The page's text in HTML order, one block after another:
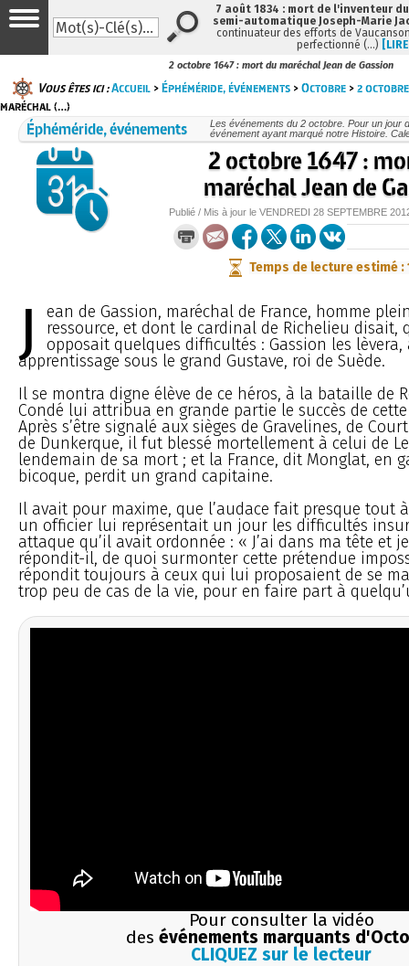
2 octobre 1647 : mort du maréchal Jean de Gassion
Vous êtes ici :Accueil >Éphéméride, événements >Octobre >2 octobre
maréchal (…)
Éphéméride, événements
Les événements du 2 octobre. Pour un jour
événement ayant marqué notre Histoire.
2 octobre 1647 :
maréchal Jean de
Publié / Mis à jour le VENDREDI 28 SEPTEMBRE
Temps de lecture estimé :
J
ean de Gassion, maréchal de France, homme
ressource, et dont le cardinal de Richelieu disait,
opposait quelques difficultés : Gassion les
apprentissage sous le grand Gustave, roi de Suède.
Il se montra digne élève de ce héros, à la bataille de
Condé lui attribua en grande partie le succès de
Après s’être signalé aux sièges de Gravelines, de
de Dunkerque, il fut blessé mortellement à celui de
lendemain de sa mort ; et la France, dit Monglat, en
bicoque, perdit un grand capitaine.
Il avait pour maxime, que l’audace fait presque tout
un officier lui représentait un jour les difficultés
attaque qu’il avait ordonnée : « J’ai dans ma tête et
répondit-il, de quoi surmonter cette prétendue
répondit toujours à ceux qui lui proposaient de se
trop peu de cas de la vie, pour en faire part à
Pour consulter la vidéo
des événements marquants
CLIQUEZ sur le lecteur
7 août 1834 : mort de l'inventeur
semi-automatique Joseph-Marie
continuateur des efforts de
perfectionné (…)